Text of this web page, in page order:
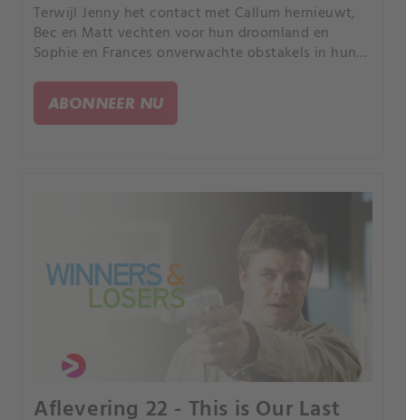
Terwijl Jenny het contact met Callum hernieuwt,
Bec en Matt vechten voor hun droomland en
Sophie en Frances onverwachte obstakels in hun
waarheid over hun perfecte match.
ABONNEER NU
Aflevering 22 - This is Our Last